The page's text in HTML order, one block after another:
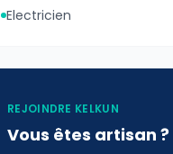
Electricien
REJOINDRE KELKUN
Vous êtes artisan ?